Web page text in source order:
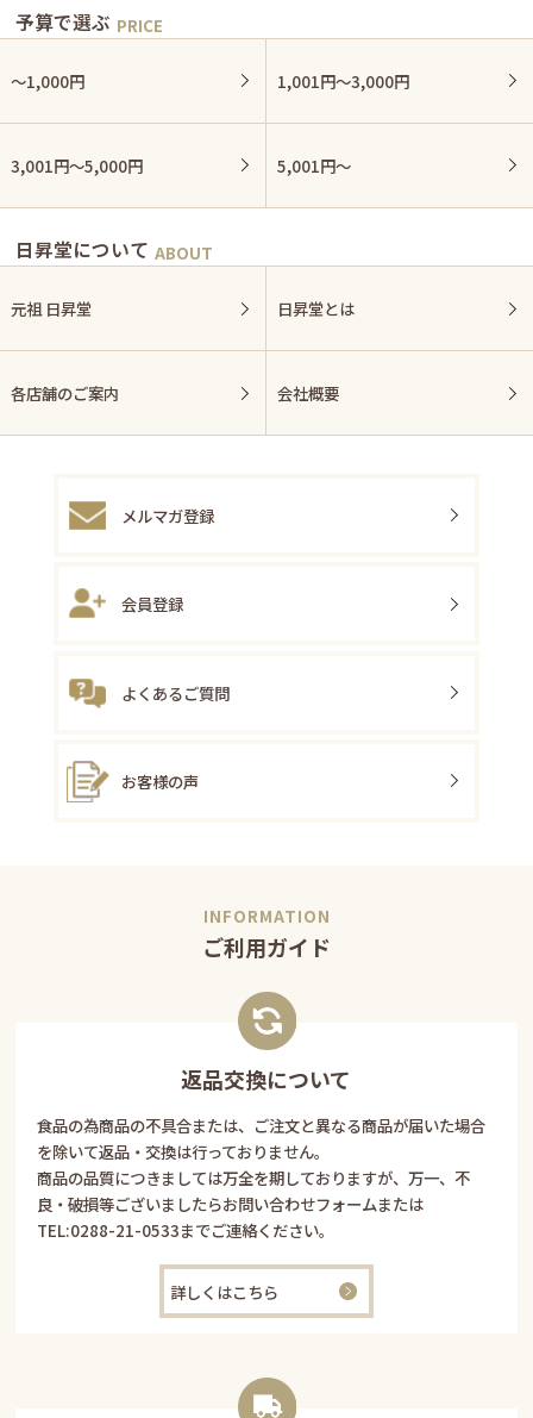
予算で選ぶ
〜1,000円 1,001円〜3,000円
3,001円〜5,000円 5,001円〜
日昇堂について
元祖 日昇堂 日昇堂とは
各店舗のご案内 会社概要
メルマガ登録
会員登録
よくあるご質問
お客様の声
ご利用ガイド
返品交換について
食品の為商品の不具合または、ご注文と異なる商品が届いた場合
を除いて返品・交換は行っておりません。
商品の品質につきましては万全を期しておりますが、万一、不
良・破損等ございましたらお問い合わせフォームまたは
TEL:0288-21-0533までご連絡ください。
詳しくはこちら